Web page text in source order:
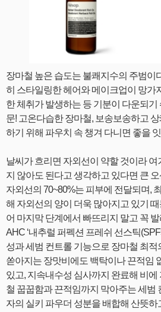
장마철 높은 습도는 불쾌지수의 주범이
히 스타일링한 헤어와 메이크업이 망가
한 체취가 발생하는 등 기분이 다운되기
문! 고온다습한 장마철, 보송보송하고
하기 위해 파우치 속 챙겨 다니면 좋을
날씨가 흐리면 자외선이 약할 것이라
지 않아도 된다고 생각하고 있다면 큰
자외선의 70~80%는 피부에 전달되며,
해 자외선의 양이 더욱 많아지고 있기
어 마지막 단계에서 빠뜨리지 말고 꼭
AHC ‘내추럴 퍼펙션 프레쉬 선스틱
성과 세범 컨트롤 기능으로 장마철 최
쏟아지는 장맛비에도 백탁이나 끈적임
있고, 지속내수성 심사까지 완료해 비
철 꿉꿉함과 끈적임까지 막아주는 세범
자의 실키 파우더 성분을 배합해 산뜻